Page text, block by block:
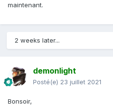
maintenant.
2 weeks later...
demonlight
Posté(e) 23 juillet 2021
Bonsoir,